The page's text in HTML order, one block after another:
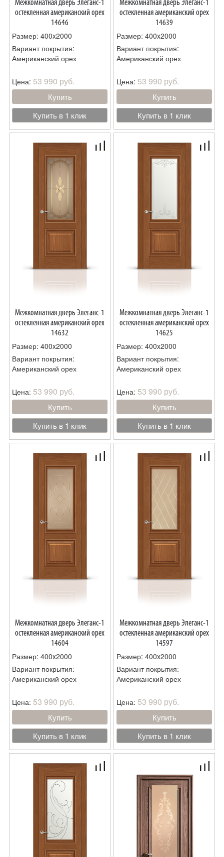
Межкомнатная дверь Элеганс-1
остекленная американский орех
14646
Размер: 400x2000
Вариант покрытия:
Американский орех
Цена: 53 990 руб.
Купить
Купить в 1 клик
Межкомнатная дверь Элеганс-1
остекленная американский орех
14639
Размер: 400x2000
Вариант покрытия:
Американский орех
Цена: 53 990 руб.
Купить
Купить в 1 клик
Межкомнатная дверь Элеганс-1
остекленная американский орех
14632
Размер: 400x2000
Вариант покрытия:
Американский орех
Цена: 53 990 руб.
Купить
Купить в 1 клик
Межкомнатная дверь Элеганс-1
остекленная американский орех
14625
Размер: 400x2000
Вариант покрытия:
Американский орех
Цена: 53 990 руб.
Купить
Купить в 1 клик
Межкомнатная дверь Элеганс-1
остекленная американский орех
14604
Размер: 400x2000
Вариант покрытия:
Американский орех
Цена: 53 990 руб.
Купить
Купить в 1 клик
Межкомнатная дверь Элеганс-1
остекленная американский орех
14597
Размер: 400x2000
Вариант покрытия:
Американский орех
Цена: 53 990 руб.
Купить
Купить в 1 клик